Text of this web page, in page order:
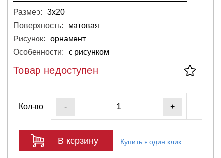
Размер:
3х20
Поверхность:
матовая
Рисунок:
орнамент
Особенности:
с рисунком
Товар недоступен
Кол-во - +
В корзину Купить в один клик